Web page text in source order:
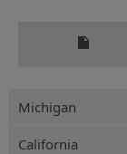
Michigan
California